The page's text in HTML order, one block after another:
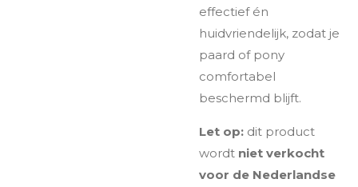
effectief én
huidvriendelijk, zodat je
paard of pony
comfortabel
beschermd blijft.
Let op: dit product
wordt niet verkocht
voor de Nederlandse